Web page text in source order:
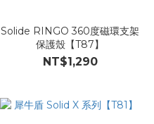
Solide RINGO 360度磁環支架
保護殼【T87】
NT$1,290